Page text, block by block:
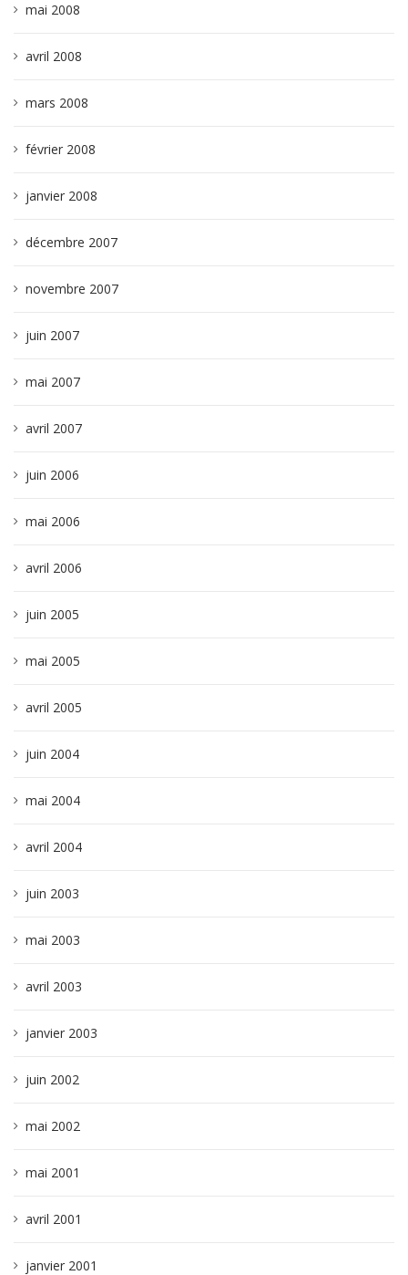
mai 2008
avril 2008
mars 2008
février 2008
janvier 2008
décembre 2007
novembre 2007
juin 2007
mai 2007
avril 2007
juin 2006
mai 2006
avril 2006
juin 2005
mai 2005
avril 2005
juin 2004
mai 2004
avril 2004
juin 2003
mai 2003
avril 2003
janvier 2003
juin 2002
mai 2002
mai 2001
avril 2001
janvier 2001